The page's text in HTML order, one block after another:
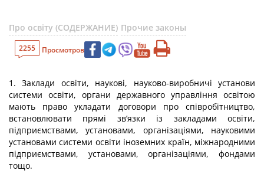
Про освіту (СОДЕРЖАНИЕ) Прочие законы
2255 Просмотров
1. Заклади освіти, наукові, науково-виробничі установи
системи освіти, органи державного управління освітою
мають право укладати договори про співробітництво,
встановлювати прямі зв’язки із закладами освіти,
підприємствами, установами, організаціями, науковими
установами системи освіти іноземних країн, міжнародними
підприємствами, установами, організаціями, фондами
тощо.